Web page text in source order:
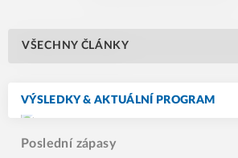
VŠECHNY ČLÁNKY
VÝSLEDKY & AKTUÁLNÍ PROGRAM
Poslední zápasy